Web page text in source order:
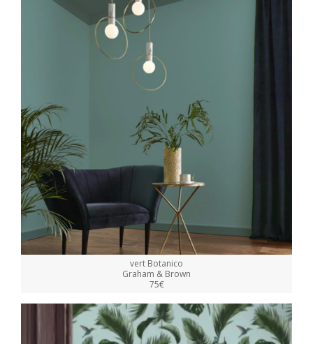
vert Botanico
Graham & Brown
75€